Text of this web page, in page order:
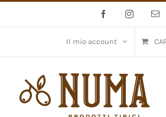
FacebookInstagram
Il mio account